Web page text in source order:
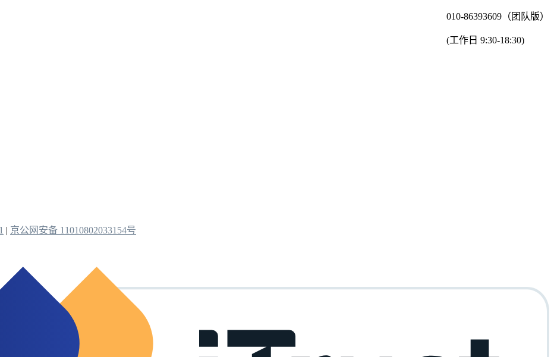
010-86393609（团队版）
(工作日 9:30-18:30)
| 京公网安备 11010802033154号